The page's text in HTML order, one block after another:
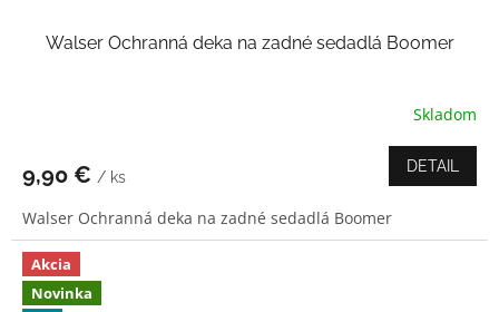
Walser Ochranná deka na zadné sedadlá Boomer
Skladom
9,90 € / ks
DETAIL
Walser Ochranná deka na zadné sedadlá Boomer
Akcia
Novinka